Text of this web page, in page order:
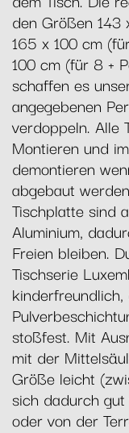
den Größen
165 x 100 cm
100 cm (für 8 +
schaffen es
angegebenen
verdoppeln. Alle
Montieren und
demontieren
abgebaut
Tischplatte sind
Aluminium,
Freien bleiben.
Tischserie
stoßfest. Mit
mit der
Größe leicht
sich dadurch
oder von der